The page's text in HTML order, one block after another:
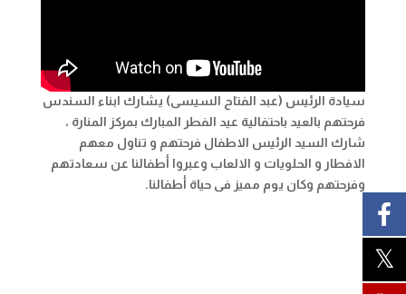
سيادة الرئيس (عبد الفتاح السيسى) يشارك ابناء السندس
فرحتهم بالعيد باحتفالية عيد الفطر المبارك بمركز المنارة ،
شارك السيد الرئيس الاطفال فرحتهم و تناول معهم
الافطار و الحلويات و الالعاب وعبروا أطفالنا عن سعادتهم
وفرحتهم وكان يوم مميز فى حياة أطفالنا.